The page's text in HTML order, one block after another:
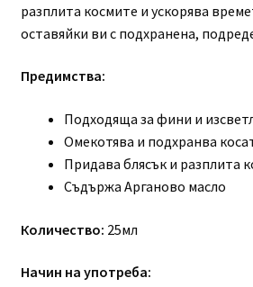
разплита космите и ускорява
оставяйки ви с подхранена,
Предимства:
Подходяща за фини и
Омекотява и подхранва
Придава блясък и разплита
Съдържа Арганово масло
Количество: 25мл
Начин на употреба: